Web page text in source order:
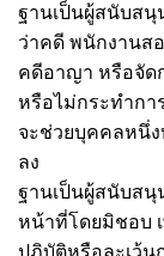
ฐานเป็นผู้สนับสนุ
ว่าคดี พนักงานส
คดีอาญา หรือจัด
หรือไม่กระทำกา
จะช่วยบุคคลหนึ่
ลง
ฐานเป็นผู้สนับสนุ
หน้าที่โดยมิชอบ
ปฏิบัติหรือละเว้